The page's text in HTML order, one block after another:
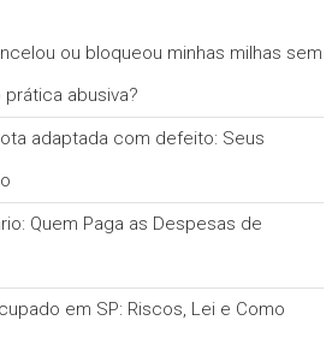
ou bloqueou minhas milhas sem
abusiva?
adaptada com defeito: Seus
Quem Paga as Despesas de
em SP: Riscos, Lei e Como